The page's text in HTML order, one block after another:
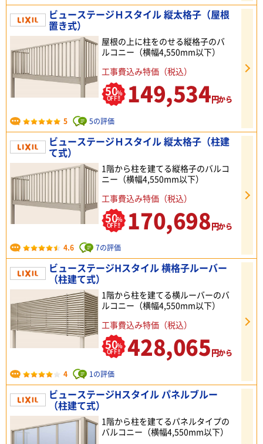
ビューステージＨスタイル 縦太格子（屋根
置き式）
屋根の上に柱をのせる縦格子のバ
ルコニー（横幅4,550mm以下）
工事費込み特価（税込）
50%
OFF!! 149,534円から
5 5の評価
ビューステージＨスタイル 縦太格子（柱建
て式）
1階から柱を建てる縦格子のバルコ
ニー（横幅4,550mm以下）
工事費込み特価（税込）
50%
OFF!! 170,698円から
4.6 7の評価
ビューステージHスタイル 横格子ルーバー
（柱建て式）
1階から柱を建てる横ルーバーのバ
ルコニー（横幅4,550mm以下）
工事費込み特価（税込）
50%
OFF!! 428,065円から
4 1の評価
ビューステージHスタイル パネルブルー
（柱建て式）
1階から柱を建てるパネルタイプの
バルコニー（横幅4,550mm以下）